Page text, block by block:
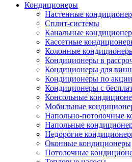
Кондиционеры
Настенные
Сплит-системы
Канальные
Кассетные
Колонные
Кондиционеры в
Кондиционеры для
Кондиционеры по акции
Кондиционеры с
Консольные
Мобильные
Напольно-потолочные
Напольные
Недорогие
Оконные кондиционеры
Потолочные